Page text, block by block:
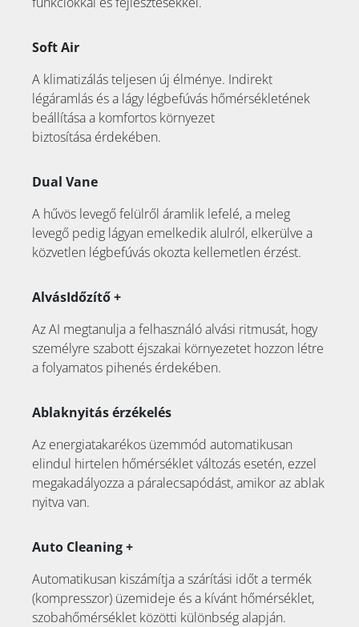
Soft Air
A klimatizálás teljesen új élménye. Indirekt
légáramlás és a lágy légbefúvás hőmérsékletének
beállítása a komfortos környezet
biztosítása érdekében.
Dual Vane
A hűvös levegő felülről áramlik lefelé, a meleg
levegő pedig lágyan emelkedik alulról, elkerülve a
közvetlen légbefúvás okozta kellemetlen érzést.
AlvásIdőzítő +
Az AI megtanulja a felhasználó alvási ritmusát, hogy
személyre szabott éjszakai környezetet hozzon létre
a folyamatos pihenés érdekében.
Ablaknyitás érzékelés
Az energiatakarékos üzemmód automatikusan
elindul hirtelen hőmérséklet változás esetén, ezzel
megakadályozza a páralecsapódást, amikor az ablak
nyitva van.
Auto Cleaning +
Automatikusan kiszámítja a szárítási időt a termék
(kompresszor) üzemideje és a kívánt hőmérséklet,
szobahőmérséklet közötti különbség alapján.